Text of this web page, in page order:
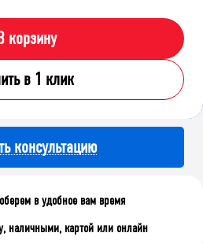
корзину
в 1 клик
консультацию
в удобное вам время
наличными, картой или онлайн